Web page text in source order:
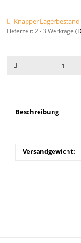
Knapper Lagerbestand
Lieferzeit:2 - 3 Werktage
Beschreibung
Versandgewicht: